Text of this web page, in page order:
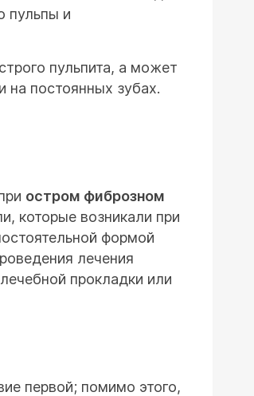
пульпы и
пульпита, а может
на постоянных зубах.
остром фиброзном
которые возникали при
формой
лечения
прокладки или
первой; помимо этого,